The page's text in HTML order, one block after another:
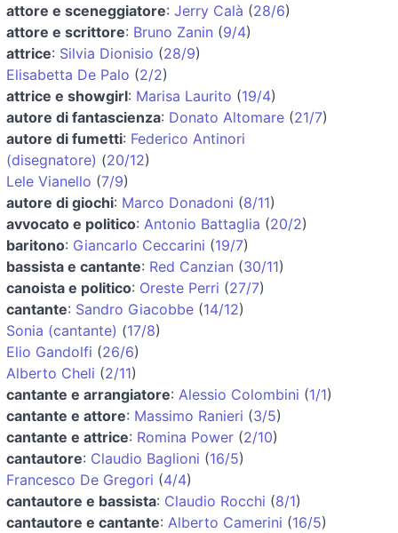
attore e sceneggiatore: Jerry Calà (28/6)
attore e scrittore: Bruno Zanin (9/4)
attrice: Silvia Dionisio (28/9)
Elisabetta De Palo (2/2)
attrice e showgirl: Marisa Laurito (19/4)
autore di fantascienza: Donato Altomare (21/7)
autore di fumetti: Federico Antinori
(disegnatore) (20/12)
Lele Vianello (7/9)
autore di giochi: Marco Donadoni (8/11)
avvocato e politico: Antonio Battaglia (20/2)
baritono: Giancarlo Ceccarini (19/7)
bassista e cantante: Red Canzian (30/11)
canoista e politico: Oreste Perri (27/7)
cantante: Sandro Giacobbe (14/12)
Sonia (cantante) (17/8)
Elio Gandolfi (26/6)
Alberto Cheli (2/11)
cantante e arrangiatore: Alessio Colombini (1/1)
cantante e attore: Massimo Ranieri (3/5)
cantante e attrice: Romina Power (2/10)
cantautore: Claudio Baglioni (16/5)
Francesco De Gregori (4/4)
cantautore e bassista: Claudio Rocchi (8/1)
cantautore e cantante: Alberto Camerini (16/5)